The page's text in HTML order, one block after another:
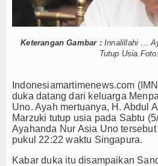
Kelautan dan Perikanan
Logistik
Maritim
Nasional
News
Patkamla Rubiah Sigap Evakuasi ABK
Pekerja, Menaker: Pengelolaan K3
Kelancaran Logistik, IPC TPK
Jepang, KKP Jaga Rantai Produksi dan
Jurnalistik Bahas Pindar Inklusi
Kemitraan Strategis, Bidang Energi
Kompetensi Lulusan Perguruan
Keterangan Gambar :Innalillahi ...
Tutup
Indonesiamartimenews.com
duka datang dari keluarga
Uno. Ayah mertuanya, H. Abdul
Marzuki tutup usia pada Sabtu
Ayahanda Nur Asia Uno
pukul 22:22 waktu Singapura.
Kabar duka itu disampaikan